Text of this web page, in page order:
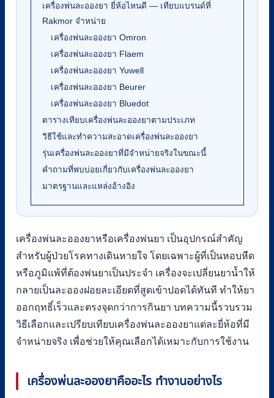
เครื่องพ่นละอองยา ยี่ห้อไหนดี — เทียบแบรนด์ที่
Rakmor จำหน่าย
เครื่องพ่นละอองยา Omron
เครื่องพ่นละอองยา Flaem
เครื่องพ่นละอองยา Yuwell
เครื่องพ่นละอองยา Beurer
เครื่องพ่นละอองยา Bluedot
ตารางเทียบเครื่องพ่นละอองยาตามประเภท
วิธีใช้และทำความสะอาดเครื่องพ่นละอองยา
รุ่นเครื่องพ่นละอองยาที่มีจำหน่ายจริงในขณะนี้
คำถามที่พบบ่อยเกี่ยวกับเครื่องพ่นละอองยา
มาตรฐานและแหล่งอ้างอิง
เครื่องพ่นละอองยาหรือเครื่องพ่นยา เป็นอุปกรณ์สำคัญ
สำหรับผู้ป่วยโรคทางเดินหายใจ โดยเฉพาะผู้ที่เป็นหอบหืด
หรือภูมิแพ้ที่ต้องพ่นยาเป็นประจำ เครื่องจะเปลี่ยนยาน้ำให้
กลายเป็นละอองฝอยละเอียดที่สูดเข้าปอดได้ทันที ทำให้ยา
ออกฤทธิ์เร็วและตรงจุดกว่าการกินยา บทความนี้รวบรวม
วิธีเลือกและเปรียบเทียบเครื่องพ่นละอองยาแต่ละยี่ห้อที่มี
จำหน่ายจริง เพื่อช่วยให้คุณเลือกได้เหมาะกับการใช้งาน
เครื่องพ่นละอองยาคืออะไร ทำงานอย่างไร